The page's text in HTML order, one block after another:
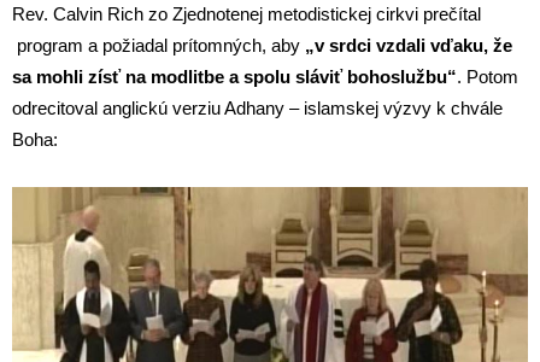
Rev. Calvin Rich zo Zjednotenej metodistickej cirkvi prečítal
program a požiadal prítomných, aby „v srdci vzdali vďaku, že
sa mohli zísť na modlitbe a spolu sláviť bohoslužbu“. Potom
odrecitoval anglickú verziu Adhany – islamskej výzvy k chvále
Boha: